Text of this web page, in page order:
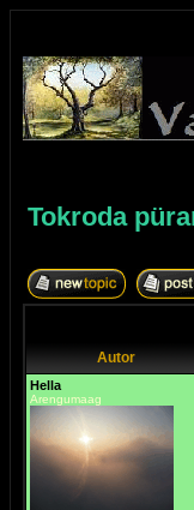
Tokroda
Autor
Hella
Arengumaag